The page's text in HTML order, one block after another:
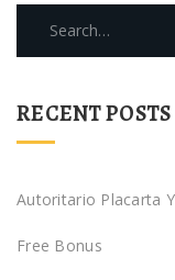
RECENT POSTS
Autoritario Placarta
Free Bonus